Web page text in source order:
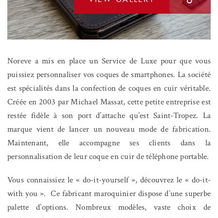
Noreve a mis en place un Service de Luxe pour que vous
puissiez personnaliser vos coques de smartphones. La société
est spécialités dans la confection de coques en cuir véritable.
Créée en 2003 par Michael Massat, cette petite entreprise est
restée fidèle à son port d’attache qu’est Saint-Tropez. La
marque vient de lancer un nouveau mode de fabrication.
Maintenant, elle accompagne ses clients dans la
personnalisation de leur coque en cuir de téléphone portable.
Vous connaissiez le « do-it-yourself », découvrez le « do-it-
with you ». Ce fabricant maroquinier dispose d’une superbe
palette d’options. Nombreux modèles, vaste choix de